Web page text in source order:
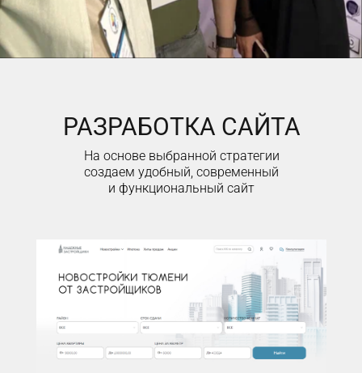
РАЗРАБОТКА САЙТА
На основе выбранной стратегии
создаем удобный, современный
и функциональный сайт